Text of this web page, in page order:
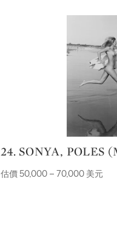
24. SONYA, POLES
估價 50,000 – 70,000 美元